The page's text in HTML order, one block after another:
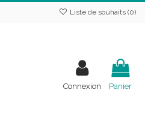
Liste de souhaits (0)
Connexion Panier